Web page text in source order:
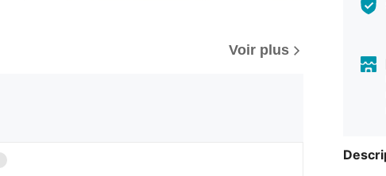
Voir plus